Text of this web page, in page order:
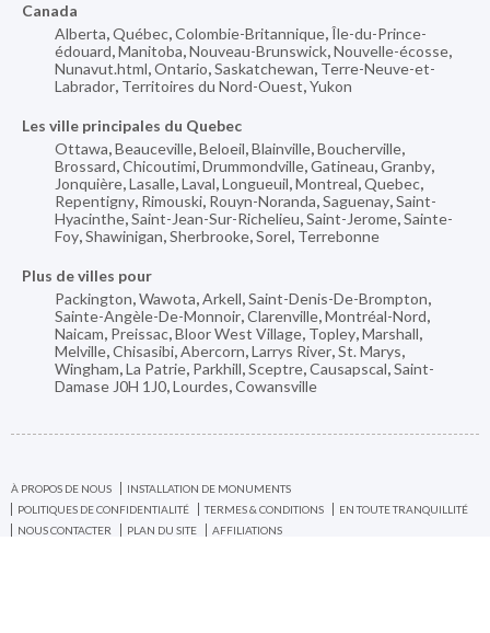
Canada
Alberta,Québec,Colombie-Britannique,Île-du-Prince-
édouard,Manitoba,Nouveau-Brunswick,Nouvelle-écosse,
Nunavut.html,Ontario,Saskatchewan, Terre-Neuve-et-
Labrador, Territoires du Nord-Ouest,Yukon
Les ville principales du Quebec
Ottawa,Beauceville,Beloeil,Blainville,Boucherville,
Brossard,Chicoutimi,Drummondville,Gatineau,Granby,
Jonquière,Lasalle,Laval,Longueuil,Montreal,Quebec,
Repentigny, Rimouski, Rouyn-Noranda,Saguenay,Saint-
Hyacinthe,Saint-Jean-Sur-Richelieu,Saint-Jerome,Sainte-
Foy,Shawinigan,Sherbrooke,Sorel, Terrebonne
Plus de villes pour
Packington,Wawota,Arkell,Saint-Denis-De-Brompton,
Sainte-Angèle-De-Monnoir,Clarenville,Montréal-Nord,
Naicam, Preissac,Bloor West Village, Topley,Marshall,
Melville,Chisasibi,Abercorn,Larrys River,St. Marys,
Wingham,La Patrie, Parkhill,Sceptre,Causapscal,Saint-
Damase J0H 1J0,Lourdes,Cowansville
À PROPOS DE NOUS
INSTALLATION DE MONUMENTS
POLITIQUES DE CONFIDENTIALITÉ
TERMES & CONDITIONS
EN TOUTE TRANQUILLITÉ
NOUS CONTACTER
PLAN DU SITE AFFILIATIONS